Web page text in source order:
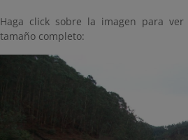
Haga click sobre la imagen para
tamaño completo: